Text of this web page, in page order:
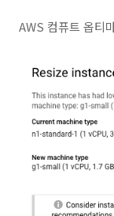
AWS 컴퓨트 옵티